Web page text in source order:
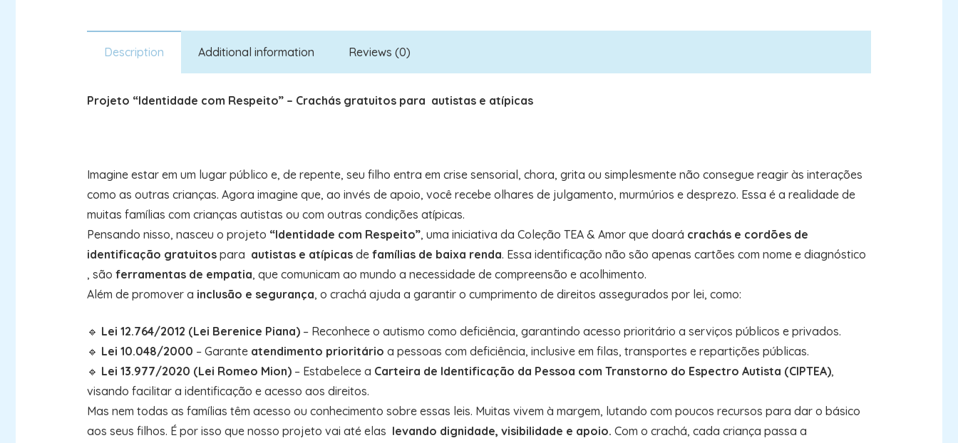
Description Additional information Reviews (0)
Projeto “Identidade com Respeito” – Crachás gratuitos para autistas e atípicas
Imagine estar em um lugar público e, de repente, seu filho entra em crise sensorial, chora, grita ou simplesmente não consegue reagir às interações
como as outras crianças. Agora imagine que, ao invés de apoio, você recebe olhares de julgamento, murmúrios e desprezo. Essa é a realidade de
muitas famílias com crianças autistas ou com outras condições atípicas.
Pensando nisso, nasceu o projeto “Identidade com Respeito”, uma iniciativa da Coleção TEA & Amor que doará crachás e cordões de
identificação gratuitos para autistas e atípicas de famílias de baixa renda. Essa identificação não são apenas cartões com nome e diagnóstico
, são ferramentas de empatia, que comunicam ao mundo a necessidade de compreensão e acolhimento.
Além de promover a inclusão e segurança, o crachá ajuda a garantir o cumprimento de direitos assegurados por lei, como:
🔹 Lei 12.764/2012 (Lei Berenice Piana) – Reconhece o autismo como deficiência, garantindo acesso prioritário a serviços públicos e privados.
🔹 Lei 10.048/2000 – Garante atendimento prioritário a pessoas com deficiência, inclusive em filas, transportes e repartições públicas.
🔹 Lei 13.977/2020 (Lei Romeo Mion) – Estabelece a Carteira de Identificação da Pessoa com Transtorno do Espectro Autista (CIPTEA),
visando facilitar a identificação e acesso aos direitos.
Mas nem todas as famílias têm acesso ou conhecimento sobre essas leis. Muitas vivem à margem, lutando com poucos recursos para dar o básico
aos seus filhos. É por isso que nosso projeto vai até elas levando dignidade, visibilidade e apoio. Com o crachá, cada criança passa a